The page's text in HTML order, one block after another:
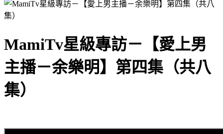
MamiTv星級專訪－【愛上男
主播－余樂明】第四集（共八
集）